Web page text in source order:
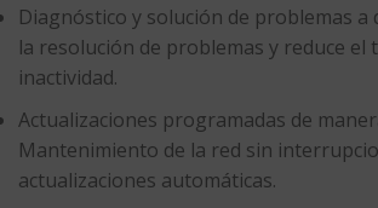
Diagnóstico y solución de problemas a
la resolución de problemas y reduce el
inactividad.
Actualizaciones programadas de
Mantenimiento de la red sin
actualizaciones automáticas.